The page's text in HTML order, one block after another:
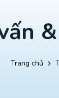
Trang chủ